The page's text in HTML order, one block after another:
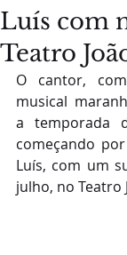
Luís com
Teatro
O cantor,
musical
a temporada
começando
Luís, com um
julho, no Teatro